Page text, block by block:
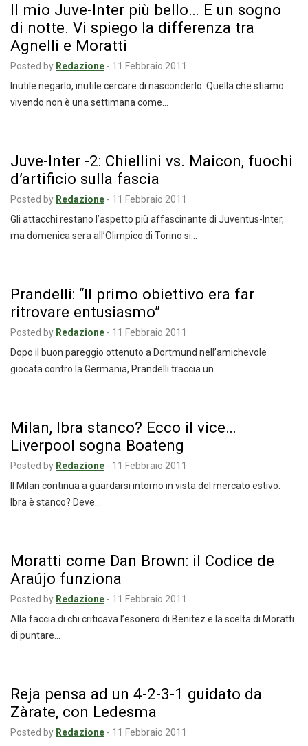
Il mio Juve-Inter più bello… E un sogno
di notte. Vi spiego la differenza tra
Agnelli e Moratti
Posted by Redazione - 11 Febbraio 2011
Inutile negarlo, inutile cercare di nasconderlo. Quella che stiamo
vivendo non è una settimana come…
Juve-Inter -2: Chiellini vs. Maicon, fuochi
d’artificio sulla fascia
Posted by Redazione - 11 Febbraio 2011
Gli attacchi restano l’aspetto più affascinante di Juventus-Inter,
ma domenica sera all’Olimpico di Torino si…
Prandelli: “Il primo obiettivo era far
ritrovare entusiasmo”
Posted by Redazione - 11 Febbraio 2011
Dopo il buon pareggio ottenuto a Dortmund nell’amichevole
giocata contro la Germania, Prandelli traccia un…
Milan, Ibra stanco? Ecco il vice…
Liverpool sogna Boateng
Posted by Redazione - 11 Febbraio 2011
Il Milan continua a guardarsi intorno in vista del mercato estivo.
Ibra è stanco? Deve…
Moratti come Dan Brown: il Codice de
Araújo funziona
Posted by Redazione - 11 Febbraio 2011
Alla faccia di chi criticava l’esonero di Benitez e la scelta di Moratti
di puntare…
Reja pensa ad un 4-2-3-1 guidato da
Zàrate, con Ledesma
Posted by Redazione - 11 Febbraio 2011